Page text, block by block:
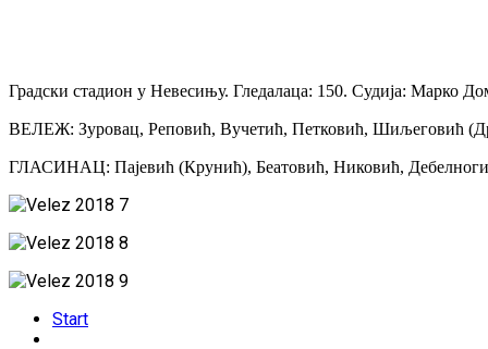
Градски стадион у Невесињу. Гледалаца: 150. Судија: Марко
ВЕЛЕЖ: Зуровац, Реповић, Вучетић, Петковић, Шиљеговић
ГЛАСИНАЦ: Пајевић (Крунић), Беатовић, Никовић,
Start